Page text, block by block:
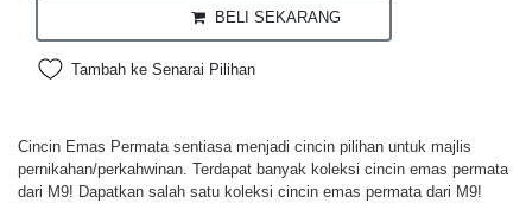
BELI SEKARANG
Tambah ke Senarai Pilihan
Cincin Emas Permata sentiasa menjadi cincin pilihan untuk majlis
pernikahan/perkahwinan. Terdapat banyak koleksi cincin emas permata
dari M9! Dapatkan salah satu koleksi cincin emas permata dari M9!